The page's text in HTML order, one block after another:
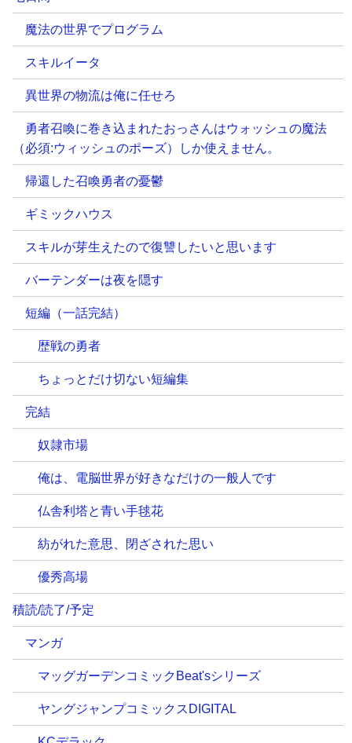
魔法の世界でプログラム
スキルイータ
異世界の物流は俺に任せろ
勇者召喚に巻き込まれたおっさんはウォッシュの魔法
（必須:ウィッシュのポーズ）しか使えません。
帰還した召喚勇者の憂鬱
ギミックハウス
スキルが芽生えたので復讐したいと思います
バーテンダーは夜を隠す
短編（一話完結）
歴戦の勇者
ちょっとだけ切ない短編集
完結
奴隷市場
俺は、電脳世界が好きなだけの一般人です
仏舎利塔と青い手毬花
紡がれた意思、閉ざされた思い
優秀高場
積読/読了/予定
マンガ
マッグガーデンコミックBeat'sシリーズ
ヤングジャンプコミックスDIGITAL